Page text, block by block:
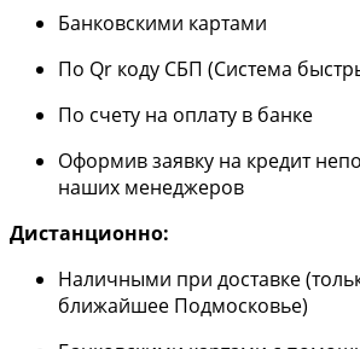
Банковскими картами
По Qr коду СБП (Система
По счету на оплату в банке
Оформив заявку на кредит
наших менеджеров
Дистанционно:
Наличными при доставке
ближайшее Подмосковье)